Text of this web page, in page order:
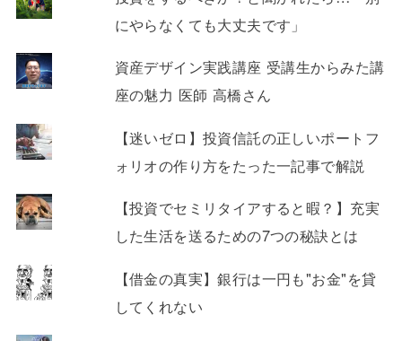
にやらなくても大丈夫です」
資産デザイン実践講座 受講生からみた講
座の魅力 医師 高橋さん
【迷いゼロ】投資信託の正しいポートフ
ォリオの作り方をたった一記事で解説
【投資でセミリタイアすると暇？】充実
した生活を送るための7つの秘訣とは
【借金の真実】銀行は一円も"お金"を貸
してくれない